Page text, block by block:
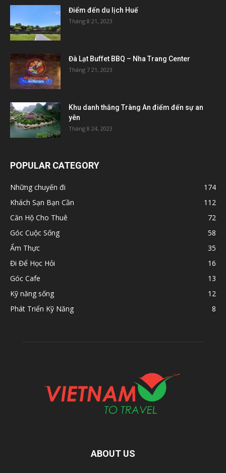
Điểm đến du lịch Huế
Tháng 8 21, 2023
Đà Lạt Buffet BBQ – Nha Trang Center
Tháng 7 21, 2023
Khu danh thắng Tràng An điểm đến sự an
yên
Tháng 8 24, 2023
POPULAR CATEGORY
Những chuyến đi
174
Khách Sạn Bạn Cần
112
Căn Hộ Cho Thuê
72
Góc Cuộc Sống
58
Ẩm Thực
35
Đi Để Học Hỏi
16
Góc Cafe
13
Kỹ năng sống
12
Phát Triển Kỹ Năng
8
ABOUT US